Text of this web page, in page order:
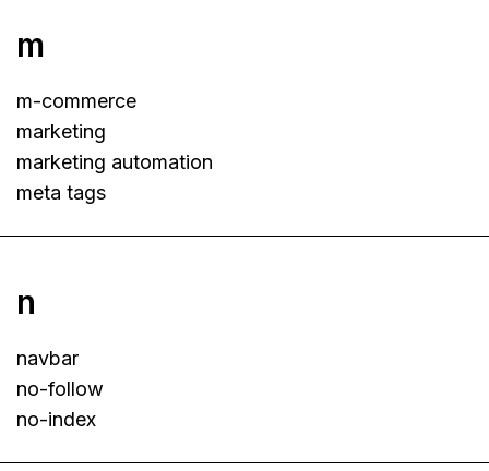
m
m-commerce
marketing
marketing automation
meta tags
n
navbar
no-follow
no-index